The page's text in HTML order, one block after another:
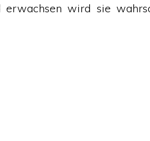
wird sie